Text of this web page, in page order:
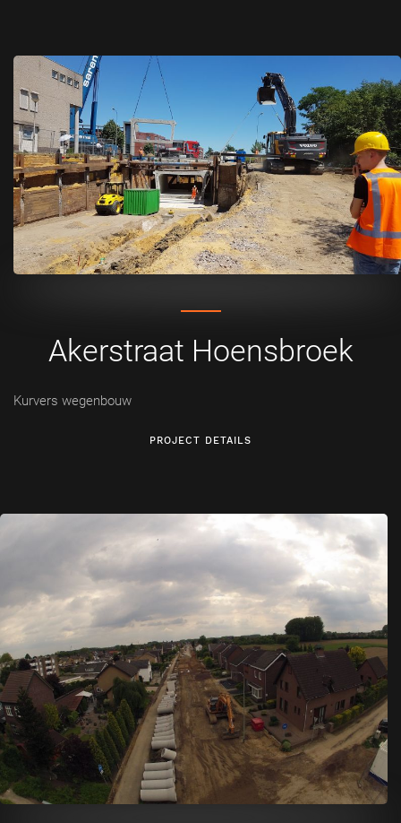
Akerstraat Hoensbroek
Kurvers wegenbouw
PROJECT DETAILS